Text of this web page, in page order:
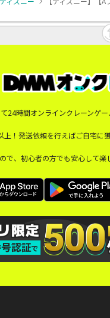
24時間オンラインクレーンゲ
！発送依頼を行えばご自宅に
で、初心者の方でも安心して楽